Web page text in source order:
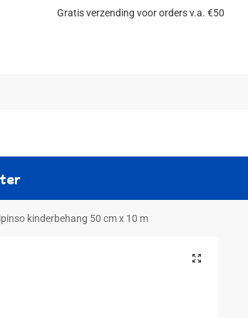
Gratis verzending voor orders v.a. €50
kinderbehang 50 cm x 10 m